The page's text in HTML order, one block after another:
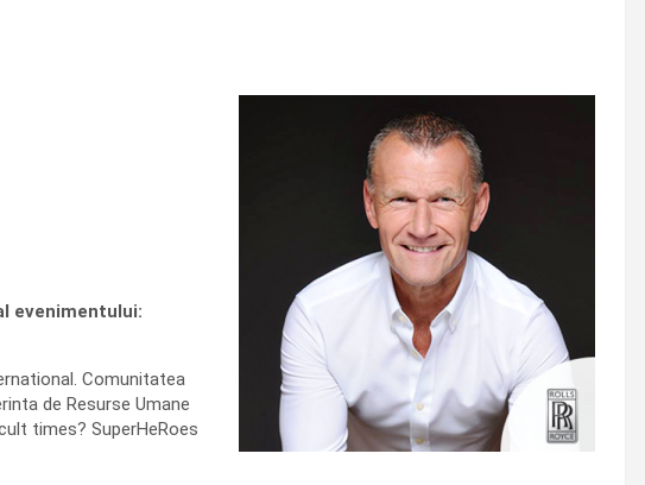
evenimentului:
Comunitatea
de Resurse Umane
times? SuperHeRoes